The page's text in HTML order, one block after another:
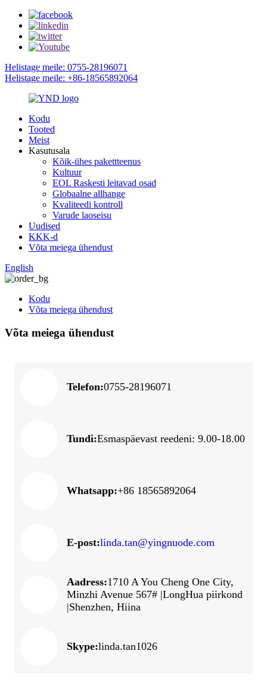
Helistage meile: 0755-28196071
Helistage meile: +86-18565892064
Kodu
Tooted
Meist
Kasutusala
Kõik-ühes pakettteenus
Kultuur
EOL Raskesti leitavad osad
Globaalne allhange
Kvaliteedi kontroll
Varude laoseisu
Uudised
KKK-d
Võta meiega ühendust
English
Kodu
Võta meiega ühendust
Võta meiega ühendust
Telefon:0755-28196071
Tundi:Esmaspäevast reedeni: 9.00-18.00
Whatsapp:+86 18565892064
E-post:linda.tan@yingnuode.com
Aadress:1710 A You Cheng One City,
Minzhi Avenue 567# |LongHua piirkond
|Shenzhen, Hiina
Skype:linda.tan1026